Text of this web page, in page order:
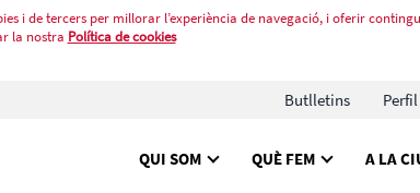
i de tercers per millorar l’experiència de navegació, i oferir
la nostra Política de cookies
Butlletins
QUI SOM QUÈ FEM A LA